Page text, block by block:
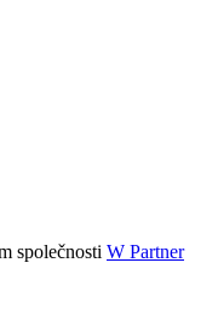
společnosti W Partner